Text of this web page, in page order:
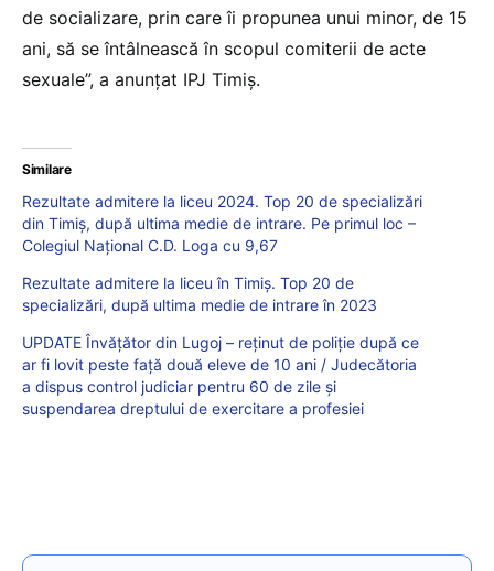
de socializare, prin care îi propunea unui minor, de 15
ani, să se întâlnească în scopul comiterii de acte
sexuale”, a anunțat IPJ Timiș.
Similare
Rezultate admitere la liceu 2024. Top 20 de specializări
din Timiș, după ultima medie de intrare. Pe primul loc –
Colegiul Național C.D. Loga cu 9,67
Rezultate admitere la liceu în Timiș. Top 20 de
specializări, după ultima medie de intrare în 2023
UPDATE Învăţător din Lugoj – reţinut de poliție după ce
ar fi lovit peste față două eleve de 10 ani / Judecătoria
a dispus control judiciar pentru 60 de zile și
suspendarea dreptului de exercitare a profesiei